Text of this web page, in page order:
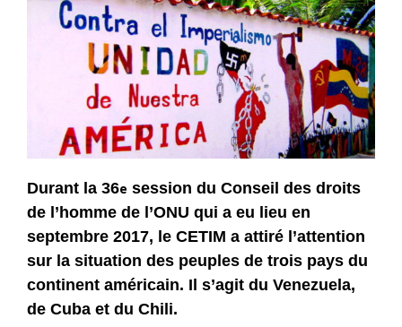
Durant la 36e session du Conseil des droits
de l’homme de l’ONU qui a eu lieu en
septembre 2017, le CETIM a attiré l’attention
sur la situation des peuples de trois pays du
continent américain. Il s’agit du Venezuela,
de Cuba et du Chili.